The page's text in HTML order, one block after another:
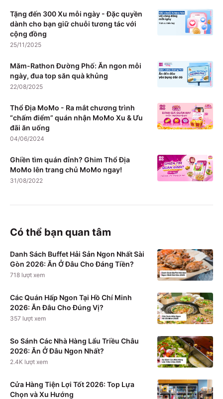
Tặng đến 300 Xu mỗi ngày - Đặc quyền
dành cho bạn giữ chuỗi tương tác với
cộng đồng
25/11/2025
Măm-Rathon Đường Phố: Ăn ngon mỗi
ngày, đua top săn quà khủng
22/08/2025
Thổ Địa MoMo - Ra mắt chương trình
“chấm điểm” quán nhận MoMo Xu & Ưu
đãi ăn uống
04/06/2024
Ghiền tìm quán đỉnh? Ghim Thổ Địa
MoMo lên trang chủ MoMo ngay!
31/08/2022
Có thể bạn quan tâm
Danh Sách Buffet Hải Sản Ngon Nhất Sài
Gòn 2026: Ăn Ở Đâu Cho Đáng Tiền?
718 lượt xem
Các Quán Hấp Ngon Tại Hồ Chí Minh
2026: Ăn Đâu Cho Đúng Vị?
357 lượt xem
So Sánh Các Nhà Hàng Lẩu Triều Châu
2026: Ăn Ở Đâu Ngon Nhất?
2.4K lượt xem
Cửa Hàng Tiện Lợi Tốt 2026: Top Lựa
Chọn và Xu Hướng